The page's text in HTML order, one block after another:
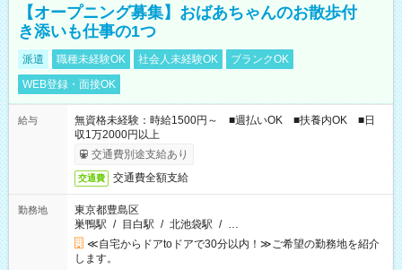
【オープニング募集】おばあちゃんのお散歩付
き添いも仕事の1つ
派遣 職種未経験OK 社会人未経験OK
ブランクOK
WEB登録・面接OK
給与
無資格未経験：時給1500円～ ■週払いOK ■扶養内OK ■日
収1万2000円以上
交通費別途支給あり
交通費 交通費全額支給
勤務地
東京都豊島区
巣鴨駅 / 目白駅 / 北池袋駅 / …
≪自宅からドアtoドアで30分以内！≫ご希望の勤務地を紹介
します。